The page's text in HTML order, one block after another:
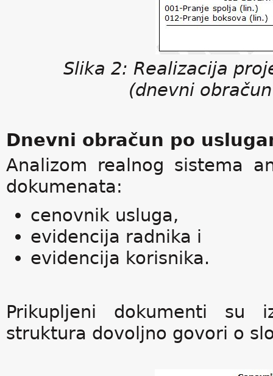
Slika 2: Realizacija
(dnevni
Dnevni obračun po
Analizom realnog sistema
dokumenata:
cenovnik usluga,
evidencija radnika i
evidencija korisnika.
Prikupljeni dokumenti su
struktura dovoljno govori o